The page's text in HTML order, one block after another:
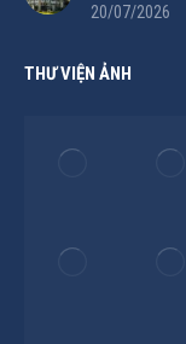
20/07/2026
THƯ VIỆN ẢNH